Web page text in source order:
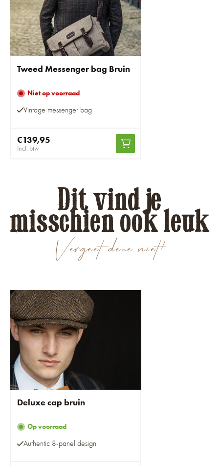
Tweed Messenger bag Bruin
Niet op voorraad
Vintage messenger bag
€139,95
Incl. btw
Vergeet deze niet!
Dit vind je
misschien ook leuk
Deluxe cap bruin
Op voorraad
Authentic 8-panel design